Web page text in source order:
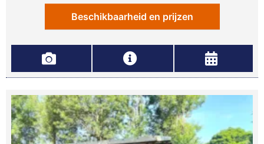
Beschikbaarheid en prijzen